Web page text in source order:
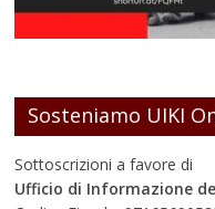
Sosteniamo UIKI
Sottoscrizioni a favore di
Ufficio di Informazione